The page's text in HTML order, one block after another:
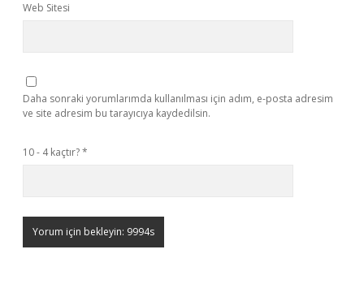
Web Sitesi
Daha sonraki yorumlarımda kullanılması için adım, e-posta adresim
ve site adresim bu tarayıcıya kaydedilsin.
10 - 4 kaçtır?*